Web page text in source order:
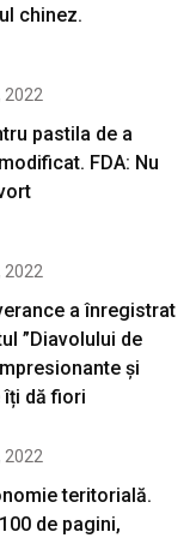
chinez.
2022
pastila de a
FDA: Nu
2022
a înregistrat
”Diavolului de
și
dă fiori
2022
teritorială.
de pagini,